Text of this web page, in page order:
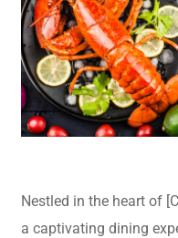
Nestled in the heart of
a captivating dining